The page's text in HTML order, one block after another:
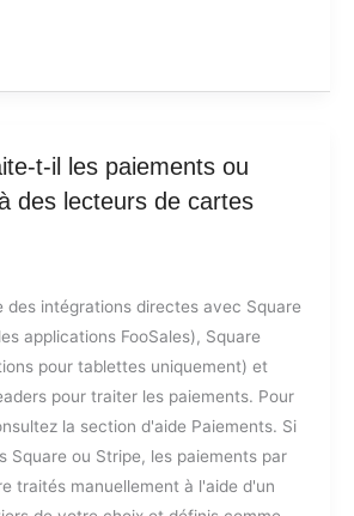
t-il les paiements ou
des lecteurs de cartes
des intégrations directes avec Square
applications FooSales), Square
pour tablettes uniquement) et
pour traiter les paiements. Pour
la section d'aide Paiements. Si
Square ou Stripe, les paiements par
traités manuellement à l'aide d'un